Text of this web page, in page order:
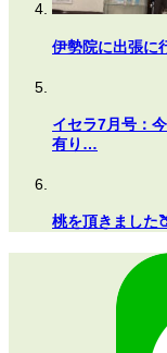
伊勢院に出張に
イセラ7月号：
有り…
桃を頂きました